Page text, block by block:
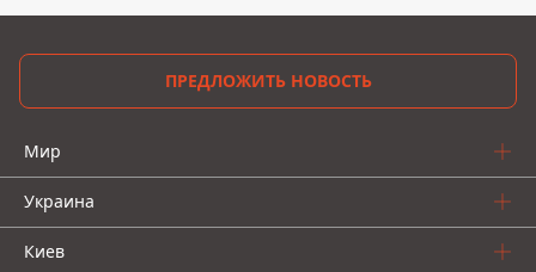
ПРЕДЛОЖИТЬ НОВОСТЬ
Мир
Украина
Киев